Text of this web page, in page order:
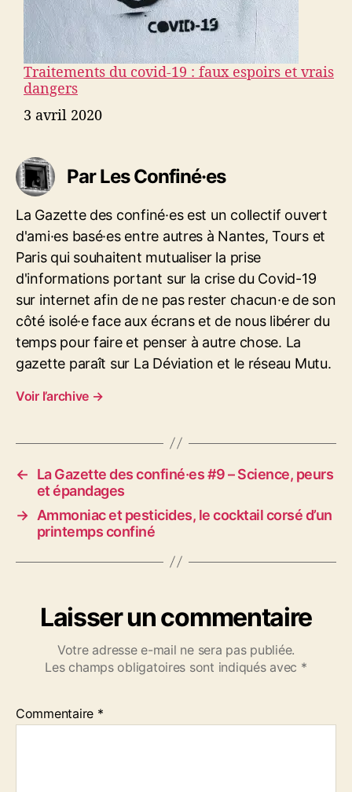
Traitements du covid-19 : faux espoirs et vrais
dangers
Date
3 avril 2020
Par Les Confiné·es
La Gazette des confiné·es est un collectif ouvert
d'ami·es basé·es entre autres à Nantes, Tours et
Paris qui souhaitent mutualiser la prise
d'informations portant sur la crise du Covid-19
sur internet afin de ne pas rester chacun·e de son
côté isolé·e face aux écrans et de nous libérer du
temps pour faire et penser à autre chose. La
gazette paraît sur La Déviation et le réseau Mutu.
Voir l’archive →
←
La Gazette des confiné·es #9 – Science, peurs
et épandages
→ Ammoniac et pesticides, le cocktail corsé d’un
printemps confiné
Laisser un commentaire
Votre adresse e-mail ne sera pas publiée.
Les champs obligatoires sont indiqués avec *
Commentaire *